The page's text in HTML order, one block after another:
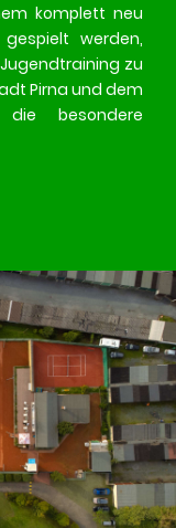
komplett neu
werden,
zu
Pirna und dem
die besondere